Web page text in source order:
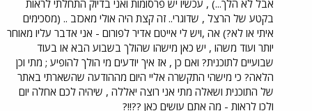
אבל לא הלך...) , עכשיו יש פרסומות ואני בדיוק התחלתי לראות
בקטע של הרצל , שדוגרי.. זה קצת היה אולי מאכזב .. (מסכימים
איתי או לא?) אה ,ויש לי אייטם אדיר לפורום - אני אדבר עליו מאוחר
יותר ועוד משהו , יש כאן מישהו שהולך בשבוע הבא או בעוד
שבועיים לתוכנית? ואם כן , אז איך יודעים מי הולך להופיע ; מתי וכן
הלאה? כי מישהי התקשרה אליי היום מההודעה שהשארתי באתר
של התוכנית ושאלה מתי אני רוצה יאללה , שיהיה לכם אחלה יום
ולכו לראות - מה אתם עושים כאן ??!!?